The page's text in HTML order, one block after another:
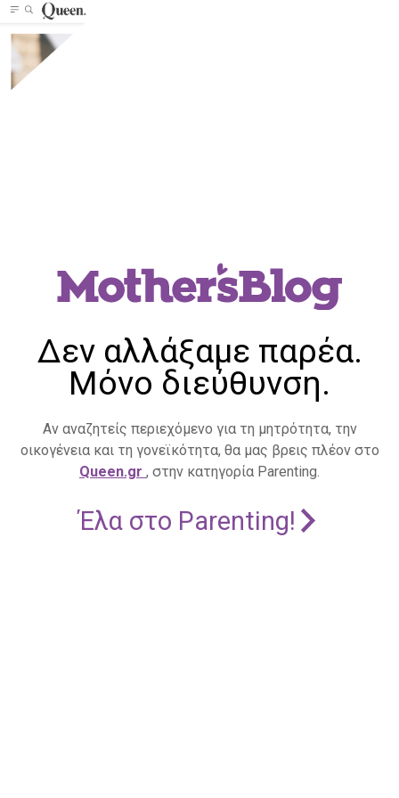
Δεν αλλάξαμε παρέα.
Μόνο διεύθυνση.
Αν αναζητείς περιεχόμενο για τη μητρότητα, την
οικογένεια και τη γονεϊκότητα, θα μας βρεις πλέον στο
Queen.gr , στην κατηγορία Parenting.
Έλα στο Parenting!